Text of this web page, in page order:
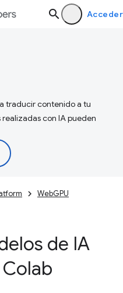
Acceder
traducir contenido a tu
con IA pueden
WebGPU
de IA